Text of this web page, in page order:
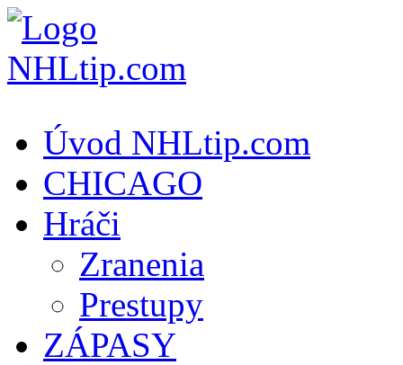
Úvod NHLtip.com
CHICAGO
Hráči
Zranenia
Prestupy
ZÁPASY